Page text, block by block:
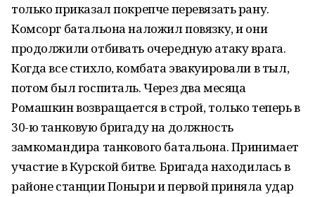
только приказал покрепче перевязать рану.
Комсорг батальона наложил повязку, и они
продолжили отбивать очередную атаку врага.
Когда все стихло, комбата эвакуировали в тыл,
потом был госпиталь. Через два месяца
Ромашкин возвращается в строй, только теперь в
30-ю танковую бригаду на должность
замкомандира танкового батальона. Принимает
участие в Курской битве. Бригада находилась в
районе станции Поныри и первой приняла удар